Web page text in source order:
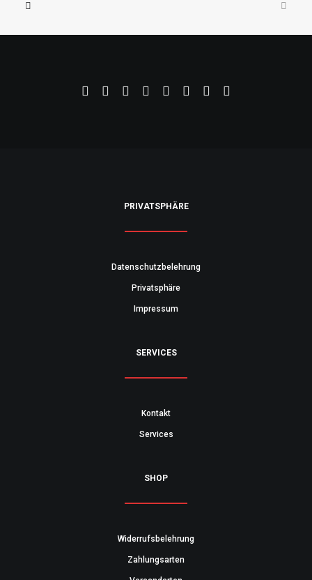
PRIVATSPHÄRE
Datenschutzbelehrung
Privatsphäre
Impressum
SERVICES
Kontakt
Services
SHOP
Widerrufsbelehrung
Zahlungsarten